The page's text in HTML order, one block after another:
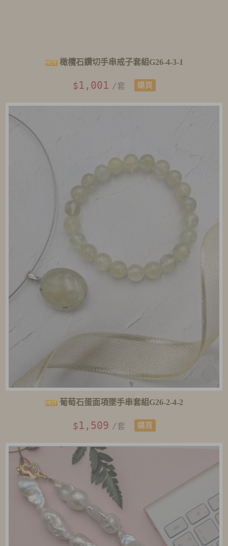
橄欖石鑽切手串戒子套組G26-4-3-1
$1,001 /套 購買
葡萄石蛋面項墜手串套組G26-2-4-2
$1,509 /套 購買